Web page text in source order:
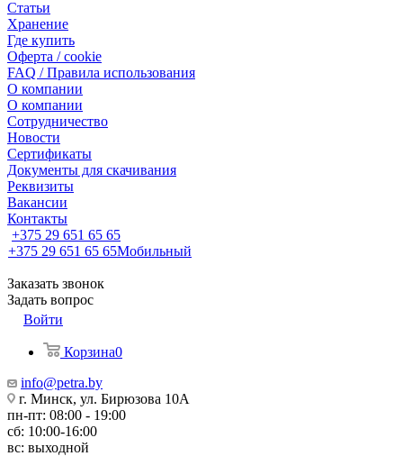
Статьи
Хранение
Где купить
Оферта / cookie
FAQ / Правила использования
О компании
О компании
Сотрудничество
Новости
Сертификаты
Документы для скачивания
Реквизиты
Вакансии
Контакты
+375 29 651 65 65
+375 29 651 65 65Мобильный
Заказать звонок
Задать вопрос
Войти
Корзина0
info@petra.by
г. Минск, ул. Бирюзова 10А
пн-пт: 08:00 - 19:00
сб: 10:00-16:00
вс: выходной